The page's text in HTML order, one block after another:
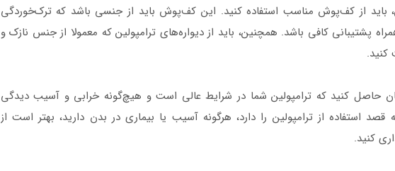
باید از کف‌پوش مناسب استفاده کنید. این کف‌پوش باید از جنسی باشد که ترک‌خوردگی
پشتیبانی کافی باشد. همچنین، باید از دیواره‌های ترامپولین که معمولا از جنس نازک و
حاصل کنید که ترامپولین شما در شرایط عالی است و هیچ‌گونه خرابی و آسیب دیدگی
قصد استفاده از ترامپولین را دارد، هرگونه آسیب یا بیماری در بدن دارید، بهتر است از
کنید.